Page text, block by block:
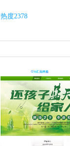
热度2378